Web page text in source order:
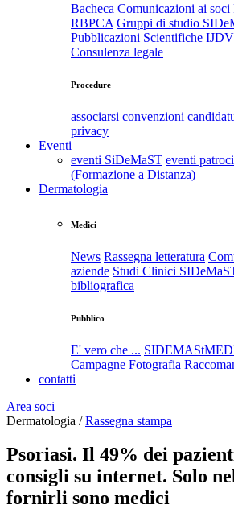
Bacheca Comunicazioni ai soci
RBPCA Gruppi di studio
Pubblicazioni Scientifiche IJDV
Consulenza legale
Procedure
associarsi convenzioni
privacy
Eventi
eventi SiDeMaST eventi
(Formazione a Distanza)
Dermatologia
Medici
News Rassegna letteratura
aziende Studi Clinici
bibliografica
Pubblico
E' vero che ...
Campagne Fotografia
contatti
Area soci
Dermatologia /Rassegna stampa
Psoriasi. Il 49% dei
consigli su internet. Solo
fornirli sono medici